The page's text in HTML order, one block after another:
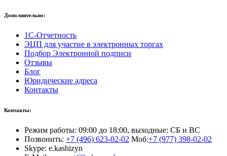
Дополнительно:
1С-Отчетность
ЭЦП для участие в электронных торгах
Подбор Электронной подписи
Отзывы
Блог
Юридические адреса
Контакты
Контакты:
Режим работы: 09:00 до 18:00, выходные: СБ и ВС
Позвонить: +7 (496) 623-02-02 Моб:+7 (977) 398-02-02
Skype: e.kashizyn